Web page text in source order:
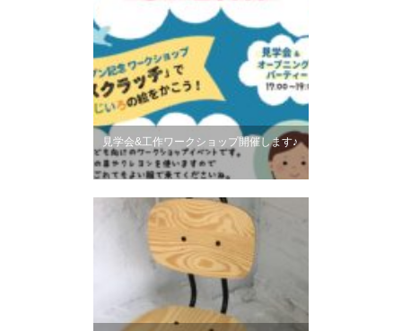
見学会&工作ワークショップ開催します♪